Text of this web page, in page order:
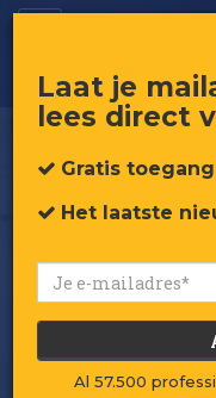
Laat je
lees direct
Gratis toegang
Het laatste
Al 57.500